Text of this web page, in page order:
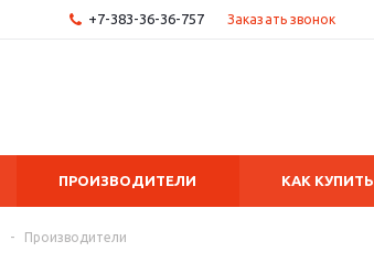
+7-383-36-36-757 Заказать звонок
ПРОИЗВОДИТЕЛИ КАК КУПИТЬ
- Производители